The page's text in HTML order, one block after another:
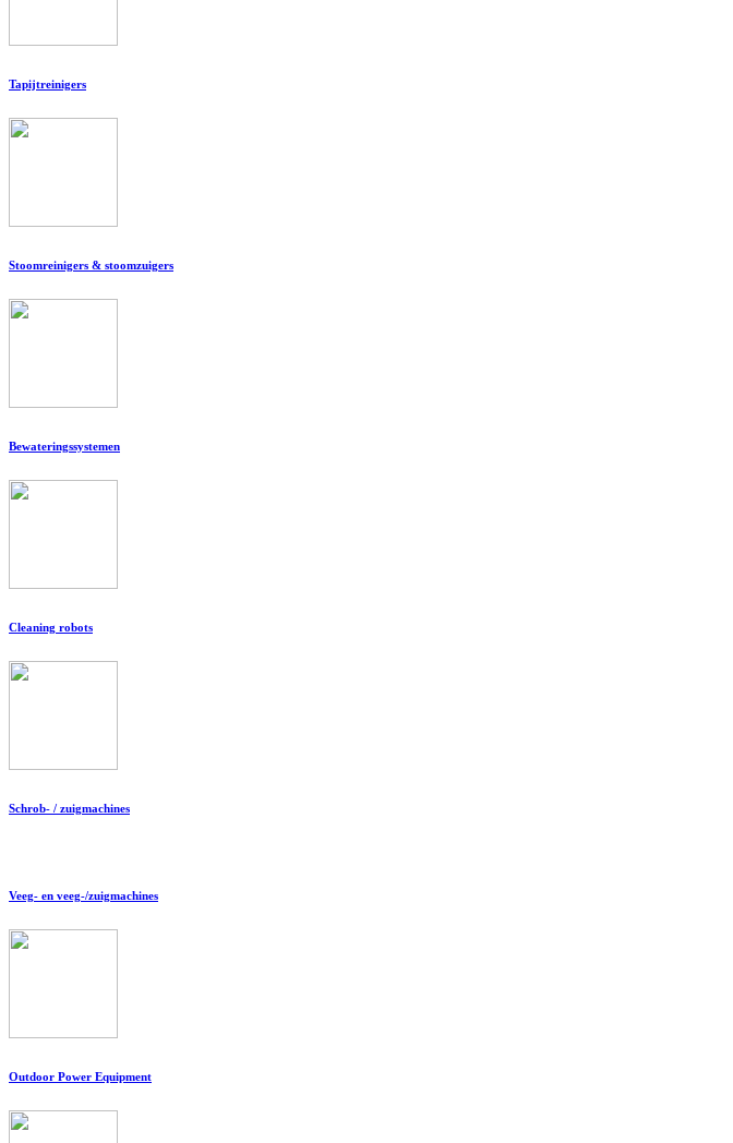
Tapijtreinigers
Stoomreinigers & stoomzuigers
Bewateringssystemen
Cleaning robots
Schrob- / zuigmachines
Veeg- en veeg-/zuigmachines
Outdoor Power Equipment